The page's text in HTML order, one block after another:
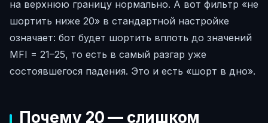
на верхнюю границу нормально. А вот фильтр «не
шортить ниже 20» в стандартной настройке
означает: бот будет шортить вплоть до значений
MFI = 21–25, то есть в самый разгар уже
состоявшегося падения. Это и есть «шорт в дно».
Почему 20 — слишком